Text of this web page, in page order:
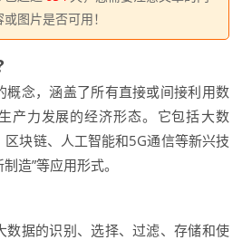
或图片是否可用！
概念，涵盖了所有直接或间接利用数
产力发展的经济形态。‌它包括‌大数
块链、‌人工智能和‌5G通信等新兴技
造”等应用形式。‌
数据的识别、选择、过滤、存储和使